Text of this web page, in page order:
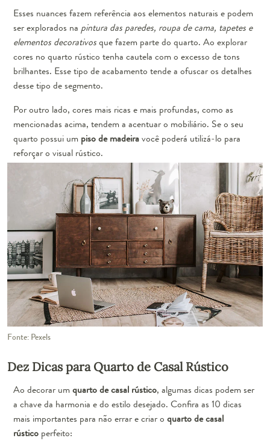
Esses nuances fazem referência aos elementos naturais e podem
ser explorados na pintura das paredes, roupa de cama, tapetes e
elementos decorativosque fazem parte do quarto. Ao explorar
cores no quarto rústico tenha cautela com o excesso de tons
brilhantes. Esse tipo de acabamento tende a ofuscar os detalhes
desse tipo de segmento.
Por outro lado, cores mais ricas e mais profundas, como as
mencionadas acima, tendem a acentuar o mobiliário. Se o seu
quarto possui um piso de madeiravocê poderá utilizá-lo para
reforçar o visual rústico.
Fonte: Pexels
Dez Dicas para Quarto de Casal Rústico
Ao decorar umquarto de casal rústico, algumas dicas podem ser
a chave da harmonia e do estilo desejado. Confira as 10 dicas
mais importantes para não errar e criar o quarto de casal
rústico perfeito: